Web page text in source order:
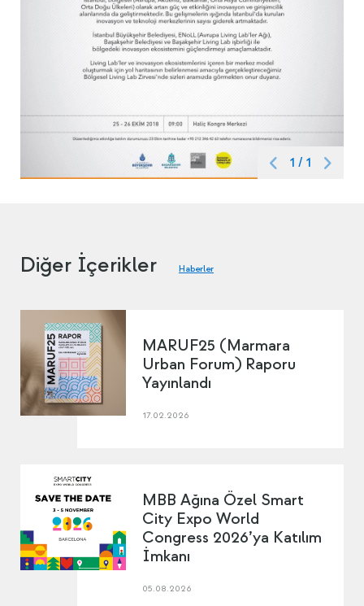
1 / 1
Diğer İçerikler Haberler
MARUF25 (Marmara
Urban Forum) Raporu
Yayınlandı
17.02.2026
MBB Ağına Özel Smart
City Expo World
Congress 2026’ya Katılım
İmkanı
05.08.2026